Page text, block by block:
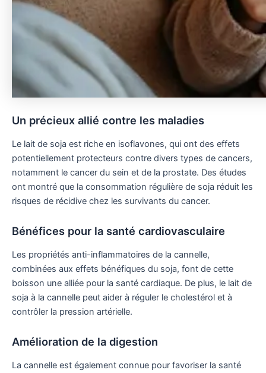
Un précieux allié contre les maladies
Le lait de soja est riche en isoflavones, qui ont des effets
potentiellement protecteurs contre divers types de cancers,
notamment le cancer du sein et de la prostate. Des études
ont montré que la consommation régulière de soja réduit les
risques de récidive chez les survivants du cancer.
Bénéfices pour la santé cardiovasculaire
Les propriétés anti-inflammatoires de la cannelle,
combinées aux effets bénéfiques du soja, font de cette
boisson une alliée pour la santé cardiaque. De plus, le lait de
soja à la cannelle peut aider à réguler le cholestérol et à
contrôler la pression artérielle.
Amélioration de la digestion
La cannelle est également connue pour favoriser la santé